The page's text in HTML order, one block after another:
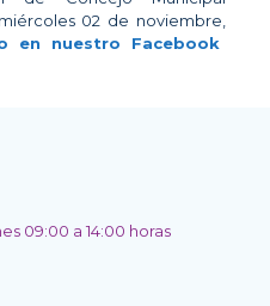
02 de noviembre,
en nuestro Facebook
09:00 a 14:00 horas